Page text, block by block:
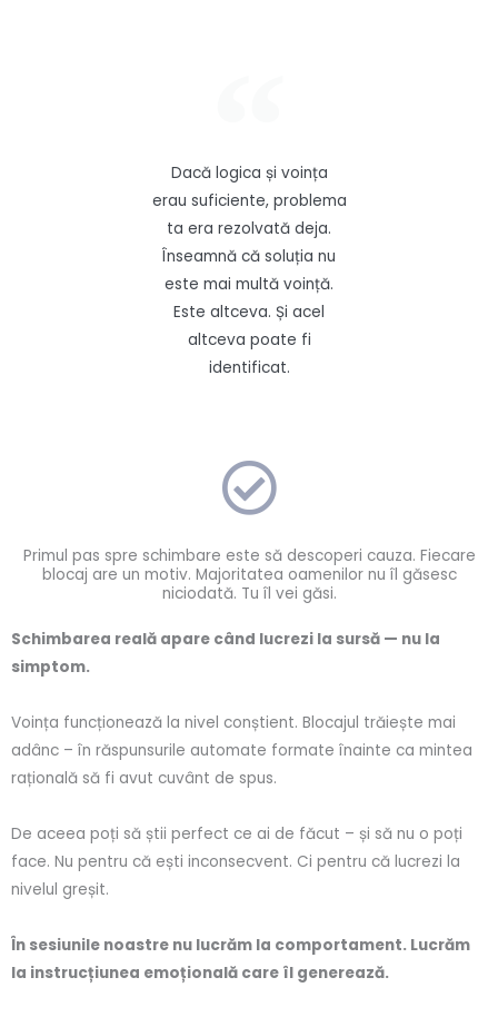
Dacă logica și voința
erau suficiente, problema
ta era rezolvată deja.
Înseamnă că soluția nu
este mai multă voință.
Este altceva. Și acel
altceva poate fi
identificat.
Primul pas spre schimbare este să descoperi cauza. Fiecare
blocaj are un motiv. Majoritatea oamenilor nu îl găsesc
niciodată. Tu îl vei găsi.
Schimbarea reală apare când lucrezi la sursă — nu la
simptom.
Voința funcționează la nivel conștient. Blocajul trăiește mai
adânc – în răspunsurile automate formate înainte ca mintea
rațională să fi avut cuvânt de spus.
De aceea poți să știi perfect ce ai de făcut – și să nu o poți
face. Nu pentru că ești inconsecvent. Ci pentru că lucrezi la
nivelul greșit.
În sesiunile noastre nu lucrăm la comportament. Lucrăm
la instrucțiunea emoțională care îl generează.